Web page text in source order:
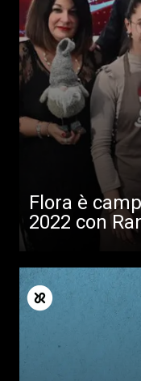
Flora è
2022 con
Tutti
Prodotti
News
Download